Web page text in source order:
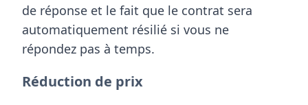
de réponse et le fait que le contrat sera
automatiquement résilié si vous ne
répondez pas à temps.
Réduction de prix